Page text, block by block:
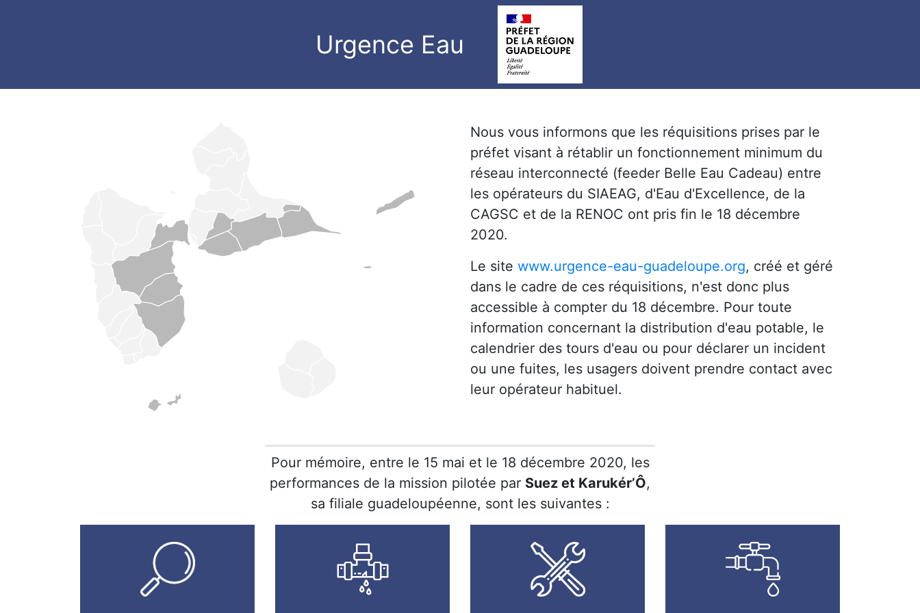
Urgence Eau
Nous vous informons que les réquisitions prises par le
préfet visant à rétablir un fonctionnement minimum du
réseau interconnecté (feeder Belle Eau Cadeau) entre
les opérateurs du SIAEAG, d'Eau d'Excellence, de la
CAGSC et de la RENOC ont pris fin le 18 décembre
2020.
Le site www.urgence-eau-guadeloupe.org, créé et géré
dans le cadre de ces réquisitions, n'est donc plus
accessible à compter du 18 décembre. Pour toute
information concernant la distribution d'eau potable, le
calendrier des tours d'eau ou pour déclarer un incident
ou une fuites, les usagers doivent prendre contact avec
leur opérateur habituel.
Pour mémoire, entre le 15 mai et le 18 décembre 2020, les
performances de la mission pilotée par Suez et Karukér’Ô,
sa filiale guadeloupéenne, sont les suivantes :